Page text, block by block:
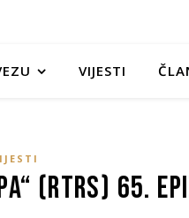
VIJESTI
(RTRS) 65.